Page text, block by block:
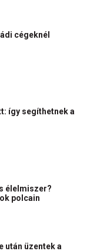
cégeknél
így segíthetnek a
élelmiszer?
polcain
után üzentek a